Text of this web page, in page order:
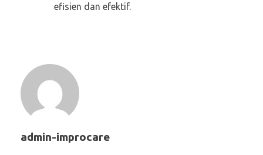
efisien dan efektif.
admin-improcare